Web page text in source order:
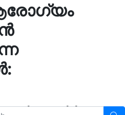
മുടിയെ സൂചിപ്പിക്കുന്നു,